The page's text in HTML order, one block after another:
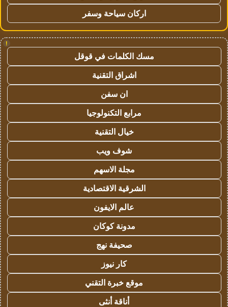
اركان سياحة وسفر
!
مسك الكلمات في قوقل
اشراق التقنية
ان سفن
مرابع التكنولوجيا
خيال التقنية
شوف ويب
مجلة الاسهم
الشرقية الاقتصادية
عالم الايفون
مدونة كوكان
صحيفة نهج
كار نيوز
موقع خبرة التقني
أناقة أنثى